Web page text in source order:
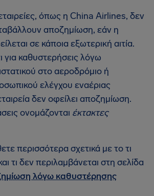
όπως η China Airlines, δεν
αποζημίωση, εάν η
σε κάποια εξωτερική αιτία.
για καθυστερήσεις λόγω
στο αεροδρόμιο ή
ελέγχου εναέριας
δεν οφείλει αποζημίωση.
ονομάζονται έκτακτες
περισσότερα σχετικά με το τι
τι δεν περιλαμβάνεται στη σελίδα
λόγω καθυστέρησης